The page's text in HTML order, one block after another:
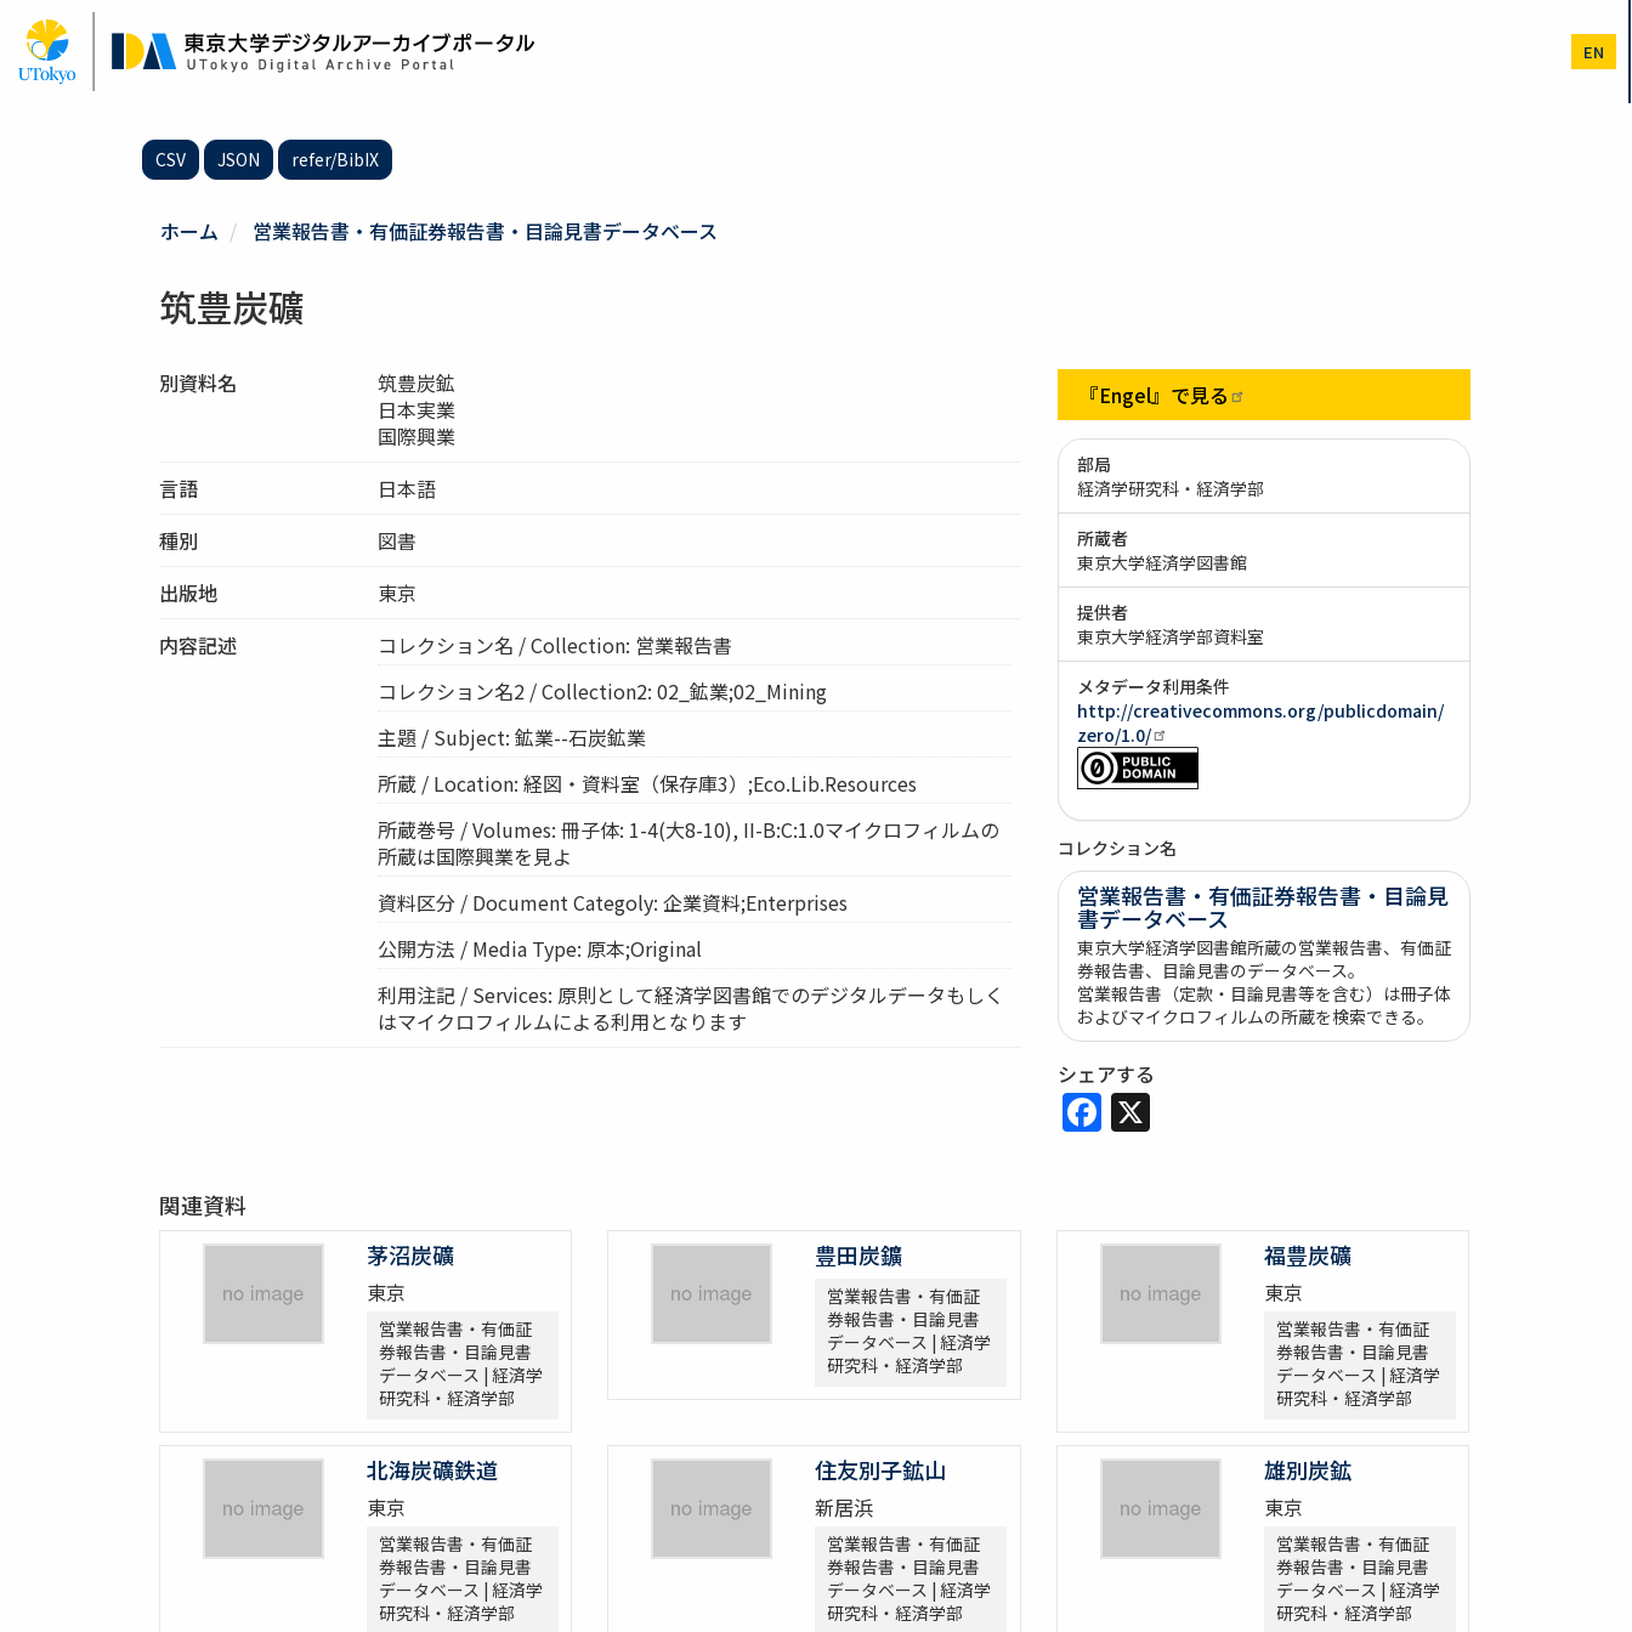
ン
EN
CSV JSON refer/BibIX
ホーム 営業報告書・有価証券報告書・目論見書データベース
筑豊炭礦
別資料名
筑豊炭鉱
日本実業
国際興業
言語
日本語
種別
図書
出版地
東京
内容記述
コレクション名 / Collection: 営業報告書
コレクション名2 / Collection2: 02_鉱業;02_Mining
主題 / Subject: 鉱業--石炭鉱業
所蔵 / Location: 経図・資料室（保存庫3）;Eco.Lib.Resources
所蔵巻号 / Volumes: 冊子体: 1-4(大8-10), II-B:C:1.0マイクロフィルムの
所蔵は国際興業を見よ
資料区分 / Document Categoly: 企業資料;Enterprises
公開方法 / Media Type: 原本;Original
利用注記 / Services: 原則として経済学図書館でのデジタルデータもしく
はマイクロフィルムによる利用となります
『Engel』で見る
部局
経済学研究科・経済学部
所蔵者
東京大学経済学図書館
提供者
東京大学経済学部資料室
メタデータ利用条件
http://creativecommons.org/publicdomain/
zero/1.0/
コレクション名
営業報告書・有価証券報告書・目論見
書データベース
東京大学経済学図書館所蔵の営業報告書、有価証
券報告書、目論見書のデータベース。
営業報告書（定款・目論見書等を含む）は冊子体
およびマイクロフィルムの所蔵を検索できる。
シェアする
Facebook
X
関連資料
茅沼炭礦
東京
営業報告書・有価証
券報告書・目論見書
データベース | 経済学
研究科・経済学部
豊田炭鑛
営業報告書・有価証
券報告書・目論見書
データベース | 経済学
研究科・経済学部
福豊炭礦
東京
営業報告書・有価証
券報告書・目論見書
データベース | 経済学
研究科・経済学部
北海炭礦鉄道
東京
営業報告書・有価証
券報告書・目論見書
データベース | 経済学
研究科・経済学部
住友別子鉱山
新居浜
営業報告書・有価証
券報告書・目論見書
データベース | 経済学
研究科・経済学部
雄別炭鉱
東京
営業報告書・有価証
券報告書・目論見書
データベース | 経済学
研究科・経済学部